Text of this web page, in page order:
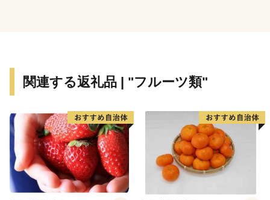
関連する返礼品 | "フルーツ類"